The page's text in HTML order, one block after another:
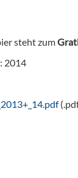
steht zum
2014